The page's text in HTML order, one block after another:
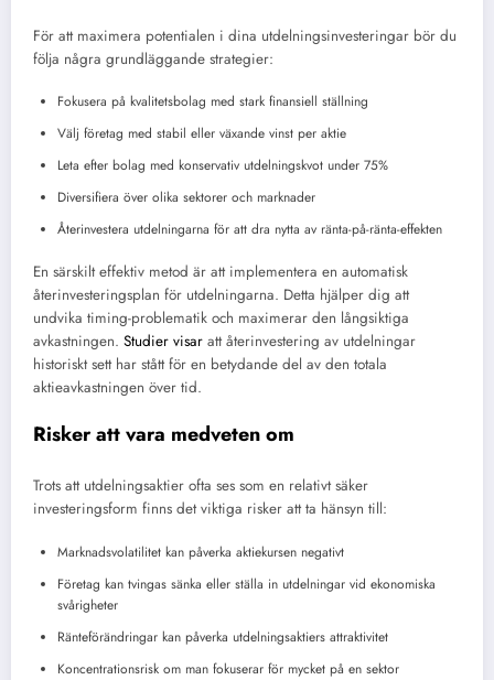
För att maximera potentialen i dina utdelningsinvesteringar bör du
följa några grundläggande strategier:
Fokusera på kvalitetsbolag med stark finansiell ställning
Välj företag med stabil eller växande vinst per aktie
Leta efter bolag med konservativ utdelningskvot under 75%
Diversifiera över olika sektorer och marknader
Återinvestera utdelningarna för att dra nytta av ränta-på-ränta-effekten
En särskilt effektiv metod är att implementera en automatisk
återinvesteringsplan för utdelningarna. Detta hjälper dig att
undvika timing-problematik och maximerar den långsiktiga
avkastningen. Studier visar att återinvestering av utdelningar
historiskt sett har stått för en betydande del av den totala
aktieavkastningen över tid.
Risker att vara medveten om
Trots att utdelningsaktier ofta ses som en relativt säker
investeringsform finns det viktiga risker att ta hänsyn till:
Marknadsvolatilitet kan påverka aktiekursen negativt
Företag kan tvingas sänka eller ställa in utdelningar vid ekonomiska
svårigheter
Ränteförändringar kan påverka utdelningsaktiers attraktivitet
Koncentrationsrisk om man fokuserar för mycket på en sektor